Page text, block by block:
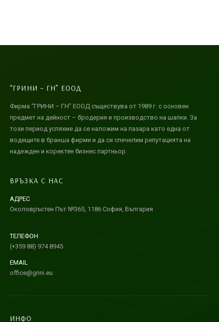
“ГРИНИ – ГН” ЕООД
Фирма “ГРИНИ – ГН” ЕООД съществува от 1989 г. с основен
този период успяхме да се наложим на пазара като една от
водещите в бранша фирми и да си спечелим репутацията на
АДРЕС
ТЕЛЕФОН
EMAIL